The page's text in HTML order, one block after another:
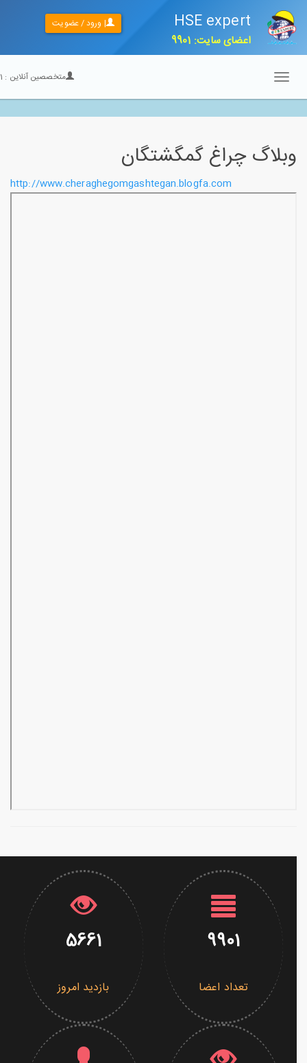
HSE expert
اعضای سایت: 9901
| ورود / عضویت
متخصصین آنلاین :21
Toggle
navigation
وبلاگ چراغ گمگشتگان
http://www.cheraghegomgashtegan.blogfa.com
9901
تعداد اعضا
5661
بازدید امروز